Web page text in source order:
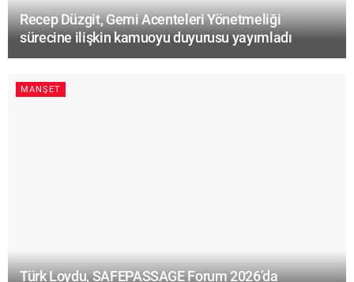
Recep Düzgit, Gemi Acenteleri Yönetmeliği
sürecine ilişkin kamuoyu duyurusu yayımladı
MANŞET
Türk Loydu, SAFEPASSAGE Forum 2026’da